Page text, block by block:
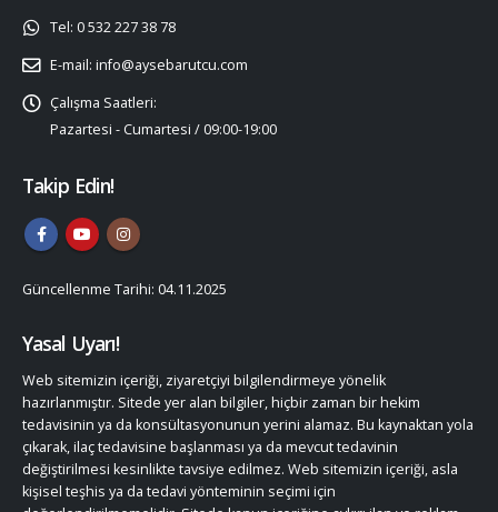
Tel: 0 532 227 38 78
E-mail: info@aysebarutcu.com
Çalışma Saatleri:
Pazartesi - Cumartesi / 09:00-19:00
Takip Edin!
Güncellenme Tarihi: 04.11.2025
Yasal Uyarı!
Web sitemizin içeriği, ziyaretçiyi bilgilendirmeye yönelik
hazırlanmıştır. Sitede yer alan bilgiler, hiçbir zaman bir hekim
tedavisinin ya da konsültasyonunun yerini alamaz. Bu kaynaktan yola
çıkarak, ilaç tedavisine başlanması ya da mevcut tedavinin
değiştirilmesi kesinlikte tavsiye edilmez. Web sitemizin içeriği, asla
kişisel teşhis ya da tedavi yönteminin seçimi için